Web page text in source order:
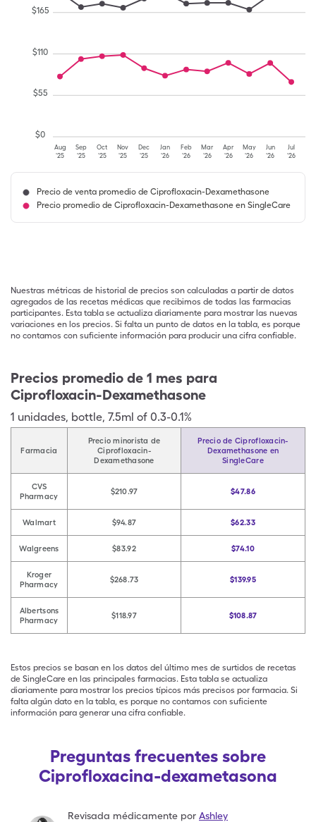
Aug
'25
Sep
'25
Oct
'25
Nov
'25
Dec
'25
Jan
'26
Feb
'26
Mar
'26
Apr
'26
May
'26
Jun
'26
Jul
'26
$0
$55
$110
$165
Precio de venta promedio de Ciprofloxacin-Dexamethasone
Precio promedio de Ciprofloxacin-Dexamethasone en SingleCare
Nuestras métricas de historial de precios son calculadas a partir de datos
agregados de las recetas médicas que recibimos de todas las farmacias
participantes. Esta tabla se actualiza diariamente para mostrar las nuevas
variaciones en los precios. Si falta un punto de datos en la tabla, es porque
no contamos con suficiente información para producir una cifra confiable.
Precios promedio de 1 mes para
Ciprofloxacin-Dexamethasone
1 unidades, bottle, 7.5ml of 0.3-0.1%
Farmacia
Precio minorista de
Ciprofloxacin-
Dexamethasone
Precio de Ciprofloxacin-
Dexamethasone en
SingleCare
CVS
Pharmacy
$210.97 $47.86
Walmart $94.87 $62.33
Walgreens $83.92 $74.10
Kroger
Pharmacy
$268.73 $139.95
Albertsons
Pharmacy
$118.97 $108.87
Estos precios se basan en los datos del último mes de surtidos de recetas
de SingleCare en las principales farmacias. Esta tabla se actualiza
diariamente para mostrar los precios típicos más precisos por farmacia. Si
falta algún dato en la tabla, es porque no contamos con suficiente
información para generar una cifra confiable.
Preguntas frecuentes sobre
Ciprofloxacina-dexametasona
Revisada médicamente por Ashley